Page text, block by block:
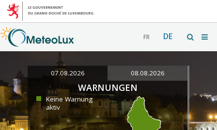
FR DE
07.08.2026 08.08.2026
WARNUNGEN
Keine Warnung
aktiv